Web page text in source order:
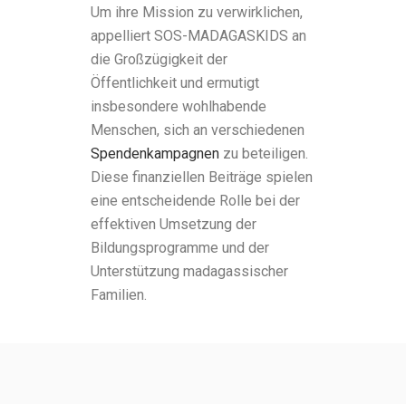
Um ihre Mission zu verwirklichen,
appelliert SOS-MADAGASKIDS an
die Großzügigkeit der
Öffentlichkeit und ermutigt
insbesondere wohlhabende
Menschen, sich an verschiedenen
Spendenkampagnen zu beteiligen.
Diese finanziellen Beiträge spielen
eine entscheidende Rolle bei der
effektiven Umsetzung der
Bildungsprogramme und der
Unterstützung madagassischer
Familien.